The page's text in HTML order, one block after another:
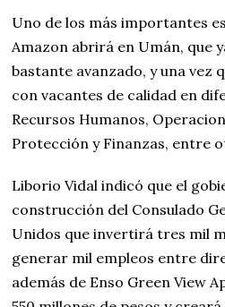
Uno de los más importantes
Amazon abrirá en Umán, que
bastante avanzado, y una vez
con vacantes de calidad en
Recursos Humanos,
Protección y Finanzas, entre
Liborio Vidal indicó que el
construcción del Consulado
Unidos que invertirá tres mil
generar mil empleos entre
además de Enso Green View